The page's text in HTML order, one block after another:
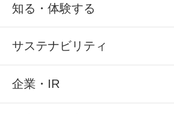
知る・体験する
サステナビリティ
企業・IR